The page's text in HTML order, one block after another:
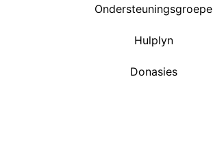
Ondersteuningsgroepe
Hulplyn
Donasies